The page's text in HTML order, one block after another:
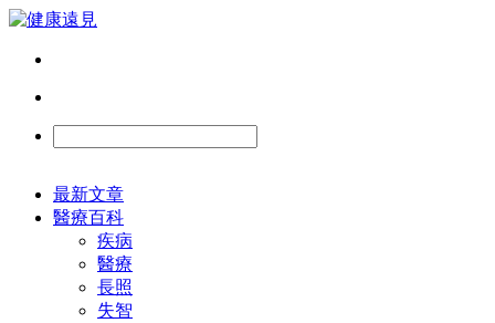
最新文章
醫療百科
疾病
醫療
長照
失智